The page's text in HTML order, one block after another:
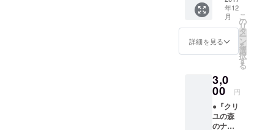
ト。 ----
-----------
-----------
-----------
-----------
---- 各商
きな画
像は
トップ
ページ
でご確
缶バッ
ジ3個
セット
※トップ
Sから、
それぞ
れお好
みのも
のを１
サイズ
トート
（W36×
H37×D
11cm）
12oz
ン生地
※写真は
イメー
ジで絵
柄の大
きさや
年12
月
詳細を見る
こ
の
リ
タ
ー
ン
を
選
択
す
る
3,0
00 円
●『クリ
ユの森
のナル